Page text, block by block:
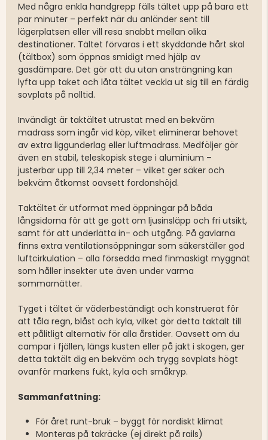
Med några enkla handgrepp fälls tältet upp på bara ett
par minuter – perfekt när du anländer sent till
lägerplatsen eller vill resa snabbt mellan olika
destinationer. Tältet förvaras i ett skyddande hårt skal
(tältbox) som öppnas smidigt med hjälp av
gasdämpare. Det gör att du utan ansträngning kan
lyfta upp taket och låta tältet veckla ut sig till en färdig
sovplats på nolltid.
Invändigt är taktältet utrustat med en bekväm
madrass som ingår vid köp, vilket eliminerar behovet
av extra liggunderlag eller luftmadrass. Medföljer gör
även en stabil, teleskopisk stege i aluminium –
justerbar upp till 2,34 meter – vilket ger säker och
bekväm åtkomst oavsett fordonshöjd.
Taktältet är utformat med öppningar på båda
långsidorna för att ge gott om ljusinsläpp och fri utsikt,
samt för att underlätta in- och utgång. På gavlarna
finns extra ventilationsöppningar som säkerställer god
luftcirkulation – alla försedda med finmaskigt myggnät
som håller insekter ute även under varma
sommarnätter.
Tyget i tältet är väderbeständigt och konstruerat för
att tåla regn, blåst och kyla, vilket gör detta taktält till
ett pålitligt alternativ för alla årstider. Oavsett om du
campar i fjällen, längs kusten eller på jakt i skogen, ger
detta taktält dig en bekväm och trygg sovplats högt
ovanför markens fukt, kyla och småkryp.
Sammanfattning:
För året runt-bruk – byggt för nordiskt klimat
Monteras på takräcke (ej direkt på rails)